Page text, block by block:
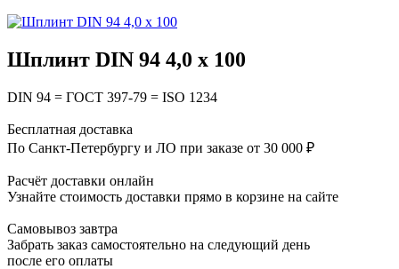
Шплинт DIN 94 4,0 х 100
DIN 94 = ГОСТ 397-79 = ISO 1234
Бесплатная доставка
По Санкт-Петербургу и ЛО при заказе от 30 000 ₽
Расчёт доставки онлайн
Узнайте стоимость доставки прямо в корзине на сайте
Самовывоз завтра
Забрать заказ самостоятельно на следующий день
после его оплаты